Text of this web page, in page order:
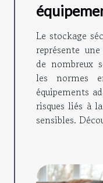
stockage
produits
Le stockage
représente
de nombreux
les normes
équipements
risques liés à
sensibles.